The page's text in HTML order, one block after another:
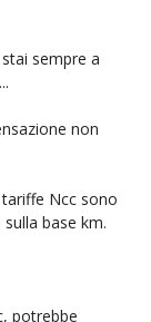
sempre a
non
Ncc sono
base km.
potrebbe